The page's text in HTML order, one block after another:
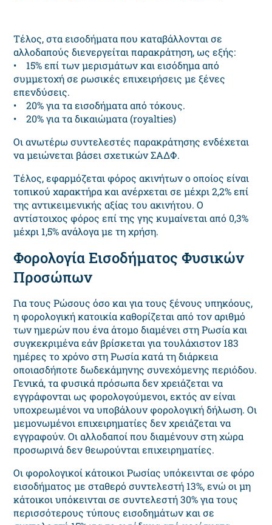
Τέλος, στα εισοδήματα που καταβάλλονται σε
αλλοδαπούς διενεργείται παρακράτηση, ως εξής:
• 15% επί των μερισμάτων και εισόδημα από
συμμετοχή σε ρωσικές επιχειρήσεις με ξένες
επενδύσεις.
• 20% για τα εισοδήματα από τόκους.
• 20% για τα δικαιώματα (royalties)
Οι ανωτέρω συντελεστές παρακράτησης ενδέχεται
να μειώνεται βάσει σχετικών ΣΑΔΦ.
Τέλος, εφαρμόζεται φόρος ακινήτων ο οποίος είναι
τοπικού χαρακτήρα και ανέρχεται σε μέχρι 2,2% επί
της αντικειμενικής αξίας του ακινήτου. Ο
αντίστοιχος φόρος επί της γης κυμαίνεται από 0,3%
μέχρι 1,5% ανάλογα με τη χρήση.
Φορολογία Εισοδήματος Φυσικών
Προσώπων
Για τους Ρώσους όσο και για τους ξένους υπηκόους,
η φορολογική κατοικία καθορίζεται από τον αριθμό
των ημερών που ένα άτομο διαμένει στη Ρωσία και
συγκεκριμένα εάν βρίσκεται για τουλάχιστον 183
ημέρες το χρόνο στη Ρωσία κατά τη διάρκεια
οποιασδήποτε δωδεκάμηνης συνεχόμενης περιόδου.
Γενικά, τα φυσικά πρόσωπα δεν χρειάζεται να
εγγράφονται ως φορολογούμενοι, εκτός αν είναι
υποχρεωμένοι να υποβάλουν φορολογική δήλωση. Οι
μεμονωμένοι επιχειρηματίες δεν χρειάζεται να
εγγραφούν. Οι αλλοδαποί που διαμένουν στη χώρα
προσωρινά δεν θεωρούνται επιχειρηματίες.
Οι φορολογικοί κάτοικοι Ρωσίας υπόκεινται σε φόρο
εισοδήματος με σταθερό συντελεστή 13%, ενώ οι μη
κάτοικοι υπόκεινται σε συντελεστή 30% για τους
περισσότερους τύπους εισοδημάτων και σε